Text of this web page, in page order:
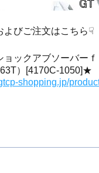
よびご注文はこちら☟
ックアブソーバー
）[4170C-1050]★
shopping.jp/